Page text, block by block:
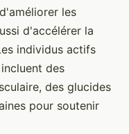
les
d'accélérer la
individus actifs
des
des glucides
pour soutenir